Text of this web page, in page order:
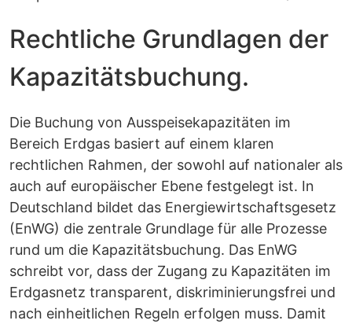
Rechtliche Grundlagen der
Kapazitätsbuchung.
Die Buchung von Ausspeisekapazitäten im
Bereich Erdgas basiert auf einem klaren
rechtlichen Rahmen, der sowohl auf nationaler als
auch auf europäischer Ebene festgelegt ist. In
Deutschland bildet das Energiewirtschaftsgesetz
(EnWG) die zentrale Grundlage für alle Prozesse
rund um die Kapazitätsbuchung. Das EnWG
schreibt vor, dass der Zugang zu Kapazitäten im
Erdgasnetz transparent, diskriminierungsfrei und
nach einheitlichen Regeln erfolgen muss. Damit